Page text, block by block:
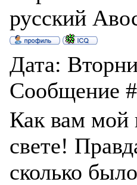
русский
Дата:
Сообщение
Как вам мой
свете!
сколько